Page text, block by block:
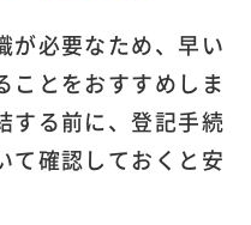
が必要なため、早い
ことをおすすめしま
する前に、登記手続
て確認しておくと安